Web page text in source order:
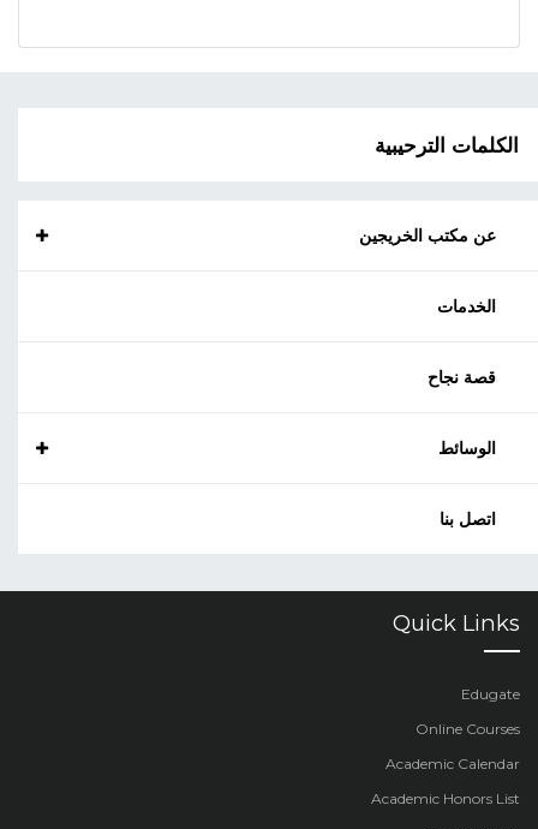
الكلمات الترحيبية
عن مكتب الخريجين
الخدمات
قصة نجاح
الوسائط
اتصل بنا
Quick Links
Edugate
Online Courses
Academic Calendar
Academic Honors List